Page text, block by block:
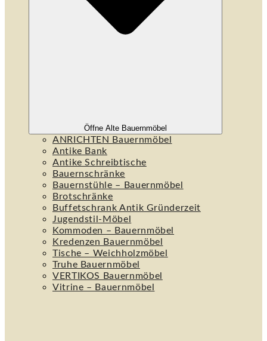
Öffne Alte Bauernmöbel
ANRICHTEN Bauernmöbel
Antike Bank
Antike Schreibtische
Bauernschränke
Bauernstühle – Bauernmöbel
Brotschränke
Buffetschrank Antik Gründerzeit
Jugendstil-Möbel
Kommoden – Bauernmöbel
Kredenzen Bauernmöbel
Tische – Weichholzmöbel
Truhe Bauernmöbel
VERTIKOS Bauernmöbel
Vitrine – Bauernmöbel